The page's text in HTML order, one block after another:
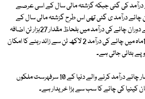
ٹن چائے درآمد کی گئی جبکہ گزشتہ مالی سال کے اسی عرصے
ایک لاکھ 60ہزار ٹن چائے درآمد ی گئی تھی اس طرح گزشتہ مالی سال کے
مقابلے میں رواں مالی سال کے دوران چائے کی درآمد میں بلحاظ مقدار 27ہزار ٹن اضافہ
ہوا ہے۔ رواں مالی سال کے 12ماہ میں چائے کی درآمد 2 لاکھ ٹن سے زائد رہنے کا امکان
واضح رہے کہ پاکستان کا شمار چائے درآمد کرنے والے دنیا کے 10 سرفہرست ملکوں
کینیا کی چائے کا سب سے بڑا خریدار ہے۔